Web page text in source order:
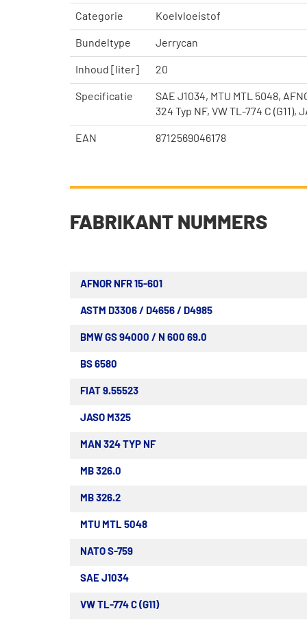
Categorie Koelvloeistof
Bundeltype Jerrycan
Inhoud [liter] 20
Specificatie
SAE J1034, MTU MTL 5048,
324 Typ NF, VW TL-774 C (G11),
EAN 8712569046178
FABRIKANT NUMMERS
AFNOR NFR 15-601
ASTM D3306 / D4656 / D4985
BMW GS 94000 / N 600 69.0
BS 6580
FIAT 9.55523
JASO M325
MAN 324 TYP NF
MB 326.0
MB 326.2
MTU MTL 5048
NATO S-759
SAE J1034
VW TL-774 C (G11)